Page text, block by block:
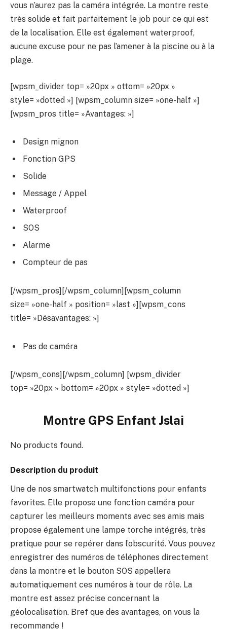
vous n’aurez pas la caméra intégrée. La montre reste
très solide et fait parfaitement le job pour ce qui est
de la localisation. Elle est également waterproof,
aucune excuse pour ne pas l’amener à la piscine ou à la
plage.
[wpsm_divider top= »20px » ottom= »20px »
style= »dotted »] [wpsm_column size= »one-half »]
[wpsm_pros title= »Avantages: »]
Design mignon
Fonction GPS
Solide
Message / Appel
Waterproof
SOS
Alarme
Compteur de pas
[/wpsm_pros][/wpsm_column][wpsm_column
size= »one-half » position= »last »][wpsm_cons
title= »Désavantages: »]
Pas de caméra
[/wpsm_cons][/wpsm_column] [wpsm_divider
top= »20px » bottom= »20px » style= »dotted »]
Montre GPS Enfant Jslai
No products found.
Description du produit
Une de nos smartwatch multifonctions pour enfants
favorites. Elle propose une fonction caméra pour
capturer les meilleurs moments avec ses amis mais
propose également une lampe torche intégrés, très
pratique pour se repérer dans l’obscurité. Vous pouvez
enregistrer des numéros de téléphones directement
dans la montre et le bouton SOS appellera
automatiquement ces numéros à tour de rôle. La
montre est assez précise concernant la
géolocalisation. Bref que des avantages, on vous la
recommande !